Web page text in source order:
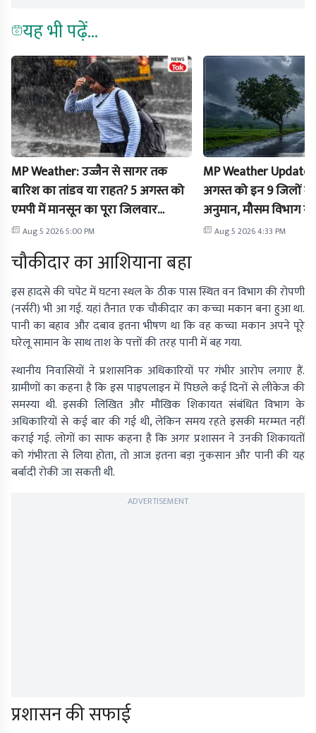
यह भी पढ़ें...
MP Weather: उज्जैन से सागर तक
बारिश का तांडव या राहत? 5 अगस्त को
एमपी में मानसून का पूरा जिलवार
हिसाब-किताब
Aug 5 2026 5:00 PM
MP Weather Update:
अगस्त को इन 9 जिलों में
अनुमान, मौसम विभाग ने
किया येलो अलर्ट
Aug 5 2026 4:33 PM
चौकीदार का आशियाना बहा
इस हादसे की चपेट में घटना स्थल के ठीक पास स्थित वन विभाग की रोपणी
(नर्सरी) भी आ गई. यहां तैनात एक चौकीदार का कच्चा मकान बना हुआ था.
पानी का बहाव और दबाव इतना भीषण था कि वह कच्चा मकान अपने पूरे
घरेलू सामान के साथ ताश के पत्तों की तरह पानी में बह गया.
स्थानीय निवासियों ने प्रशासनिक अधिकारियों पर गंभीर आरोप लगाए हैं.
ग्रामीणों का कहना है कि इस पाइपलाइन में पिछले कई दिनों से लीकेज की
समस्या थी. इसकी लिखित और मौखिक शिकायत संबंधित विभाग के
अधिकारियों से कई बार की गई थी, लेकिन समय रहते इसकी मरम्मत नहीं
कराई गई. लोगों का साफ कहना है कि अगर प्रशासन ने उनकी शिकायतों
को गंभीरता से लिया होता, तो आज इतना बड़ा नुकसान और पानी की यह
बर्बादी रोकी जा सकती थी.
ADVERTISEMENT
प्रशासन की सफाई